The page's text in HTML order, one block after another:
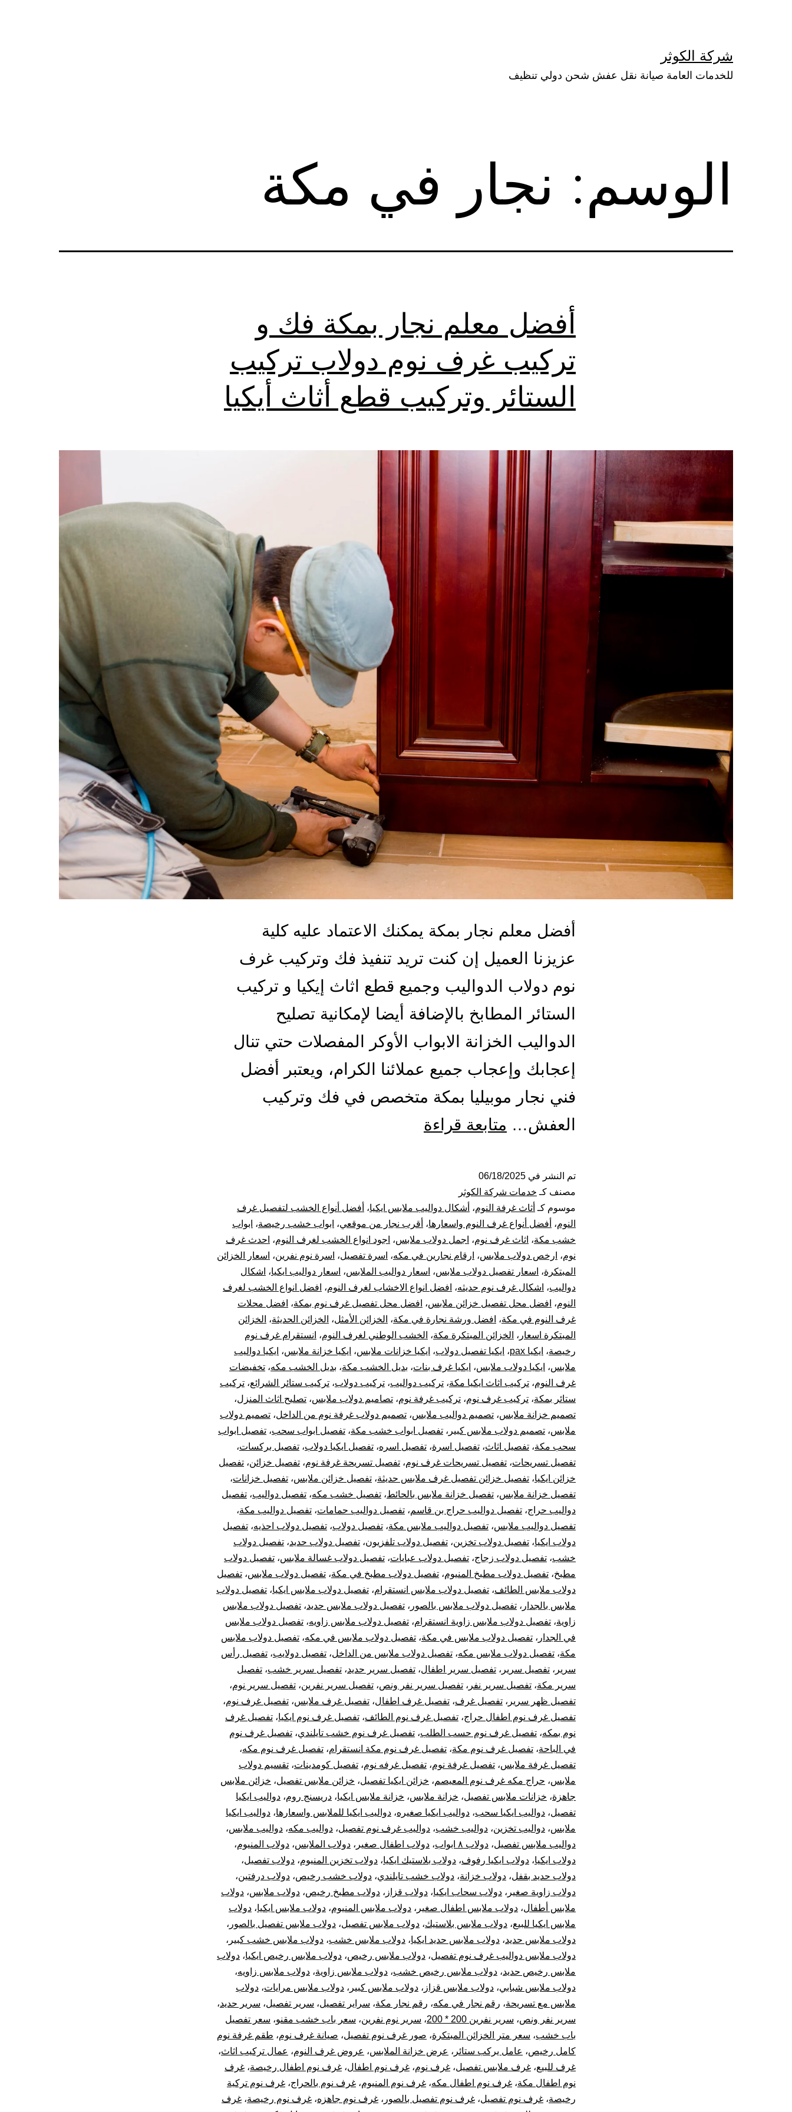
شركة الكوثر
للخدمات العامة صيانة نقل عفش شحن دولي تنظيف
الوسم: نجار في مكة
أفضل معلم نجار بمكة فك و
تركيب غرف نوم دولاب تركيب
الستائر وتركيب قطع أثاث أيكيا
أفضل معلم نجار بمكة يمكنك الاعتماد عليه كلية
عزيزنا العميل إن كنت تريد تنفيذ فك وتركيب غرف
نوم دولاب الدواليب وجميع قطع اثاث إيكيا و تركيب
الستائر المطابخ بالإضافة أيضا لإمكانية تصليح
الدواليب الخزانة الابواب الأوكر المفصلات حتي تنال
إعجابك وإعجاب جميع عملائنا الكرام، ويعتبر أفضل
فني نجار موبيليا بمكة متخصص في فك وتركيب
العفش… متابعة قراءة
بمكة
فك
و
تركيب
غرف
نوم
دولاب
تركيب
الستائر
وتركيب
قطع
أثاث
أيكيا
تم النشر في 06/18/2025
مصنف كـ خدمات شركة الكوثر
موسوم كـ أثاث غرفة النوم، أشكال دواليب ملابس ايكيا، أفضل أنواع الخشب لتفصيل غرف
النوم، أفضل أنواع غرف النوم واسعارها، أقرب نجار من موقعي، ابواب خشب رخيصة، ابواب
خشب مكة، اثاث غرف نوم، اجمل دولاب ملابس، اجود انواع الخشب لغرف النوم، احدث غرف
نوم، ارخص دولاب ملابس، ارقام نجارين في مكه، اسرة تفصيل، اسرة نوم نفرين، اسعار الخزائن
المبتكرة، اسعار تفصيل دولاب ملابس، اسعار دواليب الملابس، اسعار دواليب ايكيا، اشكال
دواليب، اشكال غرف نوم حديثه، افضل انواع الاخشاب لغرف النوم، افضل انواع الخشب لغرف
النوم، افضل محل تفصيل خزائن ملابس، افضل محل تفصيل غرف نوم بمكة، افضل محلات
غرف النوم في مكة، افضل ورشة نجارة في مكة، الخزائن الأمثل، الخزائن الحديثة، الخزائن
المبتكرة اسعار ، الخزائن المبتكرة مكة، الخشب الوطني لغرف النوم، انستقرام غرف نوم
رخيصة، ايكيا pax ، ايكيا تفصيل دولاب، ايكيا خزانات ملابس، ايكيا خزانة ملابس، ايكيا دواليب
ملابس، ايكيا دولاب ملابس، ايكيا غرف بنات، بديل الخشب مكة، بديل الخشب مكه، تخفيضات
غرف النوم، تركيب اثاث ايكيا مكة، تركيب دواليب، تركيب دولاب، تركيب ستائر الشرائع، تركيب
ستائر بمكة، تركيب غرف نوم، تركيب غرفة نوم، تصاميم دولاب ملابس، تصليح اثاث المنزل،
تصميم خزانة ملابس، تصميم دواليب ملابس، تصميم دولاب غرفة نوم من الداخل، تصميم دولاب
ملابس، تصميم دولاب ملابس كبير ، تفصيل ابواب خشب مكة، تفصيل ابواب سحب، تفصيل ابواب
سحب مكة، تفصيل اثاث، تفصيل اسرة، تفصيل اسره، تفصيل ايكيا دولاب، تفصيل بركسات،
تفصيل تسريحات، تفصيل تسريحات غرف نوم، تفصيل تسريحة غرفة نوم، تفصيل خزائن، تفصيل
خزائن ايكيا، تفصيل خزائن تفصيل غرف ملابس حديثة، تفصيل خزائن ملابس، تفصيل خزانات،
تفصيل خزانة ملابس، تفصيل خزانة ملابس بالحائط، تفصيل خشب مكه، تفصيل دواليب، تفصيل
دواليب حراج، تفصيل دواليب حراج بن قاسم، تفصيل دواليب حمامات، تفصيل دواليب مكة،
تفصيل دواليب ملابس، تفصيل دواليب ملابس مكة، تفصيل دولاب، تفصيل دولاب احذيه، تفصيل
دولاب ايكيا، تفصيل دولاب تخزين، تفصيل دولاب تلفزيون، تفصيل دولاب حديد، تفصيل دولاب
خشب، تفصيل دولاب زجاج، تفصيل دولاب عبايات، تفصيل دولاب غسالة ملابس، تفصيل دولاب
مطبخ، تفصيل دولاب مطبخ المنيوم، تفصيل دولاب مطبخ في مكة، تفصيل دولاب ملابس، تفصيل
دولاب ملابس الطائف، تفصيل دولاب ملابس انستقرام، تفصيل دولاب ملابس ايكيا، تفصيل دولاب
ملابس بالجدار ، تفصيل دولاب ملابس بالصور ، تفصيل دولاب ملابس حديد، تفصيل دولاب ملابس
زاوية، تفصيل دولاب ملابس زاوية انستقرام، تفصيل دولاب ملابس زاويه، تفصيل دولاب ملابس
في الجدار ، تفصيل دولاب ملابس في مكة، تفصيل دولاب ملابس في مكه، تفصيل دولاب ملابس
مكة، تفصيل دولاب ملابس مكه، تفصيل دولاب ملابس من الداخل، تفصيل دولايب، تفصيل رأس
سرير ، تفصيل سرير ، تفصيل سرير اطفال، تفصيل سرير حديد، تفصيل سرير خشب، تفصيل
سرير مكة، تفصيل سرير نفر ، تفصيل سرير نفر ونص، تفصيل سرير نفرين، تفصيل سرير نوم،
تفصيل ظهر سرير ، تفصيل غرف، تفصيل غرف اطفال، تفصيل غرف ملابس، تفصيل غرف نوم،
تفصيل غرف نوم اطفال حراج، تفصيل غرف نوم الطائف، تفصيل غرف نوم ايكيا، تفصيل غرف
نوم بمكه، تفصيل غرف نوم حسب الطلب، تفصيل غرف نوم خشب تايلندي، تفصيل غرف نوم
في الباحة، تفصيل غرف نوم مكة، تفصيل غرف نوم مكة انستقرام، تفصيل غرف نوم مكه،
تفصيل غرفة ملابس، تفصيل غرفة نوم، تفصيل غرفه نوم، تفصيل كومدينات، تقسيم دولاب
ملابس، حراج مكه غرف نوم المعيصم، خزائن ايكيا تفصيل، خزائن ملابس تفصيل، خزائن ملابس
جاهزة، خزانات ملابس تفصيل، خزانة ملابس، خزانة ملابس ايكيا، دريسنج روم، دواليب ايكيا
تفصيل، دواليب ايكيا سحب، دواليب ايكيا صغيره، دواليب ايكيا للملابس واسعارها، دواليب ايكيا
ملابس، دواليب تخزين، دواليب خشب، دواليب غرف نوم تفصيل، دواليب مكه، دواليب ملابس،
دواليب ملابس تفصيل، دولاب ٨ ابواب ، دولاب اطفال صغير ، دولاب الملابس، دولاب المنيوم،
دولاب ايكيا، دولاب ايكيا رفوف، دولاب بلاستيك ايكيا، دولاب تخزين المنيوم، دولاب تفصيل،
دولاب حديد بقفل، دولاب خزانة، دولاب خشب تايلندي، دولاب خشب رخيص، دولاب درفتين،
دولاب زاوية صغير ، دولاب سحاب ايكيا، دولاب قزاز ، دولاب مطبخ رخيص، دولاب ملابس، دولاب
ملابس أطفال، دولاب ملابس اطفال صغير ، دولاب ملابس المنيوم، دولاب ملابس ايكيا، دولاب
ملابس ايكيا للبيع، دولاب ملابس بلاستيك، دولاب ملابس تفصيل، دولاب ملابس تفصيل بالصور ،
دولاب ملابس حديد، دولاب ملابس حديد ايكيا، دولاب ملابس خشب، دولاب ملابس خشب كبير ،
دولاب ملابس دواليب غرف نوم تفصيل، دولاب ملابس رخيص، دولاب ملابس رخيص ايكيا، دولاب
ملابس رخيص حديد، دولاب ملابس رخيص خشب، دولاب ملابس زاوية، دولاب ملابس زاويه،
دولاب ملابس شبابي، دولاب ملابس قزاز ، دولاب ملابس كبير ، دولاب ملابس مرايات، دولاب
ملابس مع تسريحة، رقم نجار في مكه، رقم نجار مكة، سراير تفصيل، سرير تفصيل، سرير حديد،
سرير نفر ونص، سرير نفرين 200 * 200 ، سرير نوم نفرين، سعر باب خشب مقنو، سعر تفصيل
باب خشب، سعر متر الخزائن المبتكرة، صور غرف نوم تفصيل، صيانة غرف نوم، طقم غرفة نوم
كامل رخيص، عامل يركب ستائر ، عرض خزانة الملابس، عروض غرف النوم، عمال تركيب اثاث،
غرف للبيع، غرف ملابس تفصيل، غرف نوم، غرف نوم اطفال، غرف نوم اطفال رخيصة، غرف
نوم اطفال مكة، غرف نوم اطفال مكه، غرف نوم المنيوم، غرف نوم بالحراج، غرف نوم تركية
رخيصة، غرف نوم تفصيل، غرف نوم تفصيل بالصور ، غرف نوم جاهزه، غرف نوم رخيصة، غرف